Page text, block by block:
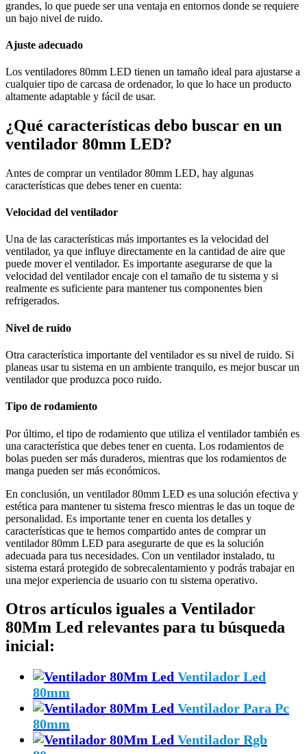
grandes, lo que puede ser una ventaja en entornos donde se requiere
un bajo nivel de ruido.
Ajuste adecuado
Los ventiladores 80mm LED tienen un tamaño ideal para ajustarse a
cualquier tipo de carcasa de ordenador, lo que lo hace un producto
altamente adaptable y fácil de usar.
¿Qué características debo buscar en un
ventilador 80mm LED?
Antes de comprar un ventilador 80mm LED, hay algunas
características que debes tener en cuenta:
Velocidad del ventilador
Una de las características más importantes es la velocidad del
ventilador, ya que influye directamente en la cantidad de aire que
puede mover el ventilador. Es importante asegurarse de que la
velocidad del ventilador encaje con el tamaño de tu sistema y si
realmente es suficiente para mantener tus componentes bien
refrigerados.
Nivel de ruido
Otra característica importante del ventilador es su nivel de ruido. Si
planeas usar tu sistema en un ambiente tranquilo, es mejor buscar un
ventilador que produzca poco ruido.
Tipo de rodamiento
Por último, el tipo de rodamiento que utiliza el ventilador también es
una característica que debes tener en cuenta. Los rodamientos de
bolas pueden ser más duraderos, mientras que los rodamientos de
manga pueden ser más económicos.
En conclusión, un ventilador 80mm LED es una solución efectiva y
estética para mantener tu sistema fresco mientras le das un toque de
personalidad. Es importante tener en cuenta los detalles y
características que te hemos compartido antes de comprar un
ventilador 80mm LED para asegurarte de que es la solución
adecuada para tus necesidades. Con un ventilador instalado, tu
sistema estará protegido de sobrecalentamiento y podrás trabajar en
una mejor experiencia de usuario con tu sistema operativo.
Otros artículos iguales a Ventilador
80Mm Led relevantes para tu búsqueda
inicial:
Ventilador Led
80mm
Ventilador Para Pc
80mm
Ventilador Rgb